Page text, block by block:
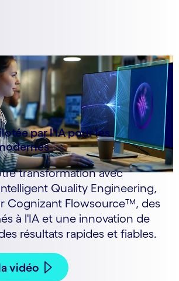
par l'IA pour les
transformation avec
Quality Engineering,
Cognizant Flowsource™, des
à l'IA et une innovation de
résultats rapides et fiables.
vidéo